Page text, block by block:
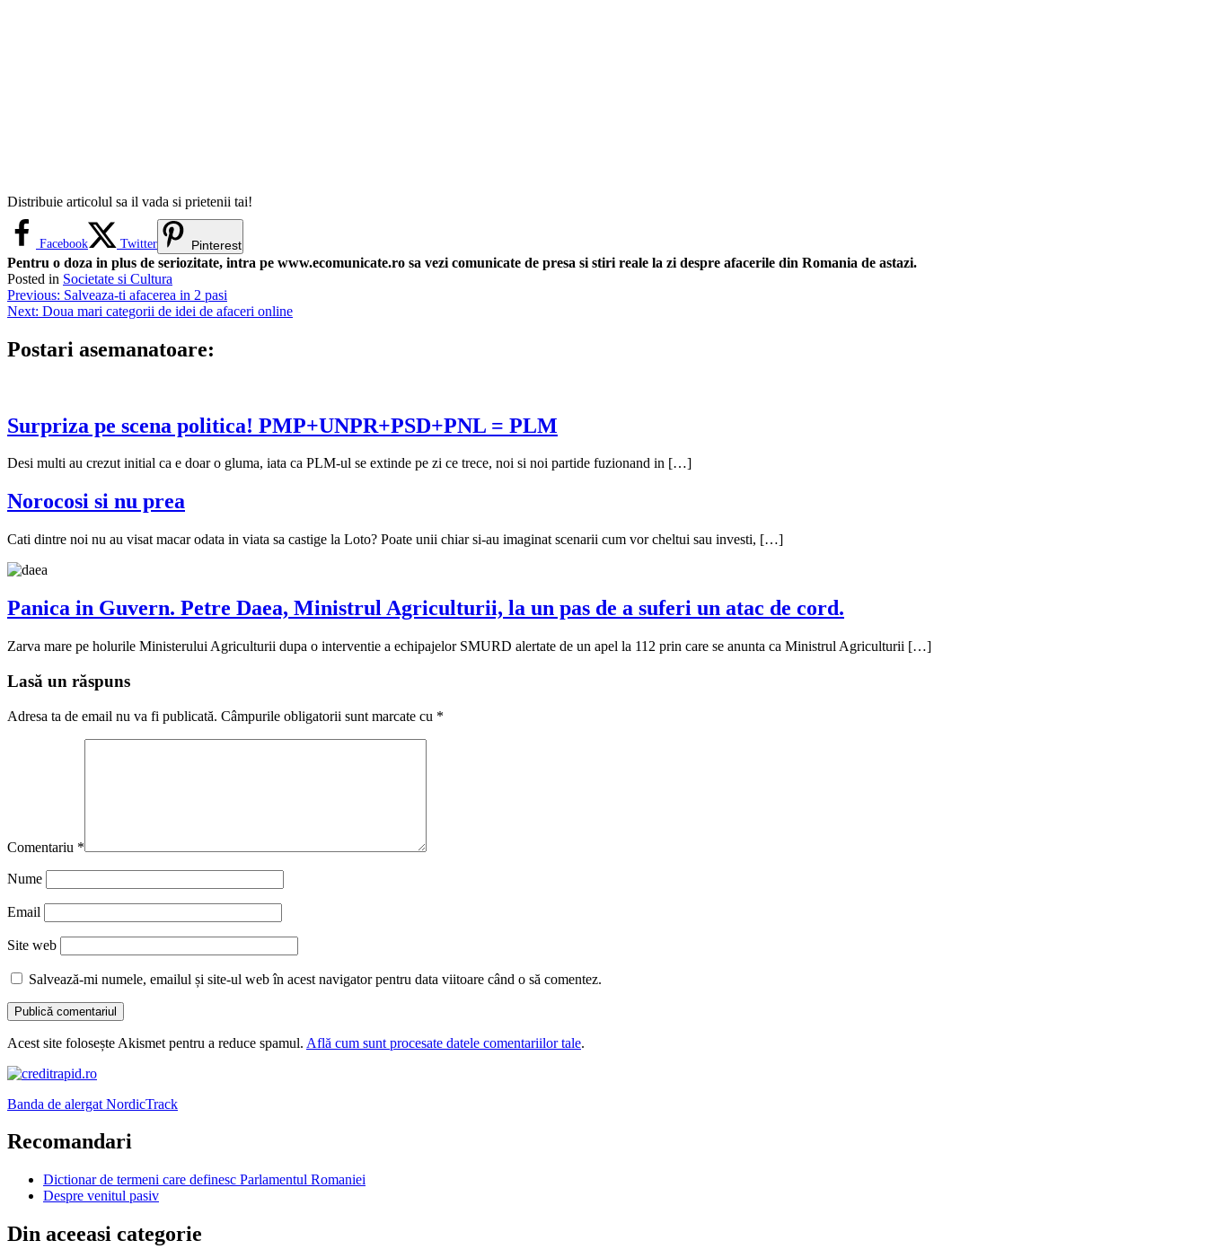
Distribuie articolul sa il vada si prietenii tai!
Facebook Twitter Pinterest
Pentru o doza in plus de seriozitate, intra pe www.ecomunicate.ro sa vezi comunicate de presa si stiri reale la zi despre afacerile din Romania de astazi.
Posted in Societate si Cultura
Navigare
în
articole
Previous: Salveaza-ti afacerea in 2 pasi
Next: Doua mari categorii de idei de afaceri online
Postari asemanatoare:
Surpriza pe scena politica! PMP+UNPR+PSD+PNL = PLM
Desi multi au crezut initial ca e doar o gluma, iata ca PLM-ul se extinde pe zi ce trece, noi si noi partide fuzionand in […]
Norocosi si nu prea
Cati dintre noi nu au visat macar odata in viata sa castige la Loto? Poate unii chiar si-au imaginat scenarii cum vor cheltui sau investi, […]
Panica in Guvern. Petre Daea, Ministrul Agriculturii, la un pas de a suferi un atac de cord.
Zarva mare pe holurile Ministerului Agriculturii dupa o interventie a echipajelor SMURD alertate de un apel la 112 prin care se anunta ca Ministrul Agriculturii […]
Lasă un răspuns
Adresa ta de email nu va fi publicată. Câmpurile obligatorii sunt marcate cu *
Comentariu *
Nume
Email
Site web
Salvează-mi numele, emailul și site-ul web în acest navigator pentru data viitoare când o să comentez.
Acest site folosește Akismet pentru a reduce spamul. Află cum sunt procesate datele comentariilor tale.
Banda de alergat NordicTrack
Recomandari
Dictionar de termeni care definesc Parlamentul Romaniei
Despre venitul pasiv
Din aceeasi categorie